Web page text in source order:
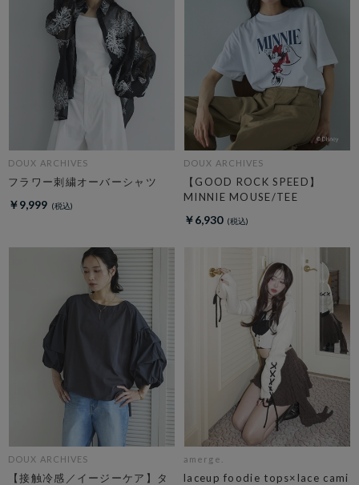
DOUX ARCHIVES
フラワー刺繍オーバーシャツ
￥9,999
DOUX ARCHIVES
【GOOD ROCK SPEED】
MINNIE MOUSE/TEE
￥6,930
DOUX ARCHIVES
【接触冷感／イージーケア】タ
amerge.
laceup foodie tops×lace cami